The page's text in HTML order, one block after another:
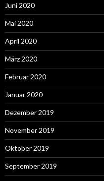
Juni 2020
Mai 2020
April 2020
März 2020
Februar 2020
Januar 2020
Dezember 2019
November 2019
Oktober 2019
September 2019